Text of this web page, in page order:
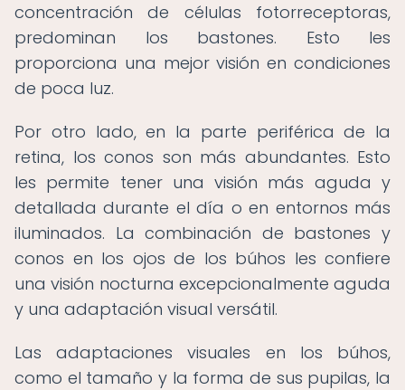
concentración de células fotorreceptoras,
predominan los bastones. Esto les
proporciona una mejor visión en condiciones
de poca luz.
Por otro lado, en la parte periférica de la
retina, los conos son más abundantes. Esto
les permite tener una visión más aguda y
detallada durante el día o en entornos más
iluminados. La combinación de bastones y
conos en los ojos de los búhos les confiere
una visión nocturna excepcionalmente aguda
y una adaptación visual versátil.
Las adaptaciones visuales en los búhos,
como el tamaño y la forma de sus pupilas, la